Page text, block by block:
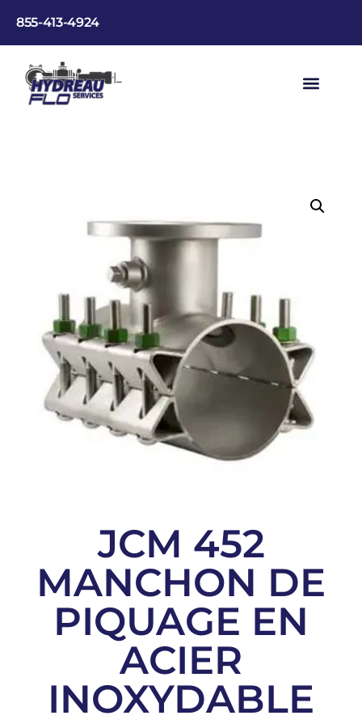
855-413-4924
JCM 452
MANCHON DE
PIQUAGE EN
ACIER
INOXYDABLE